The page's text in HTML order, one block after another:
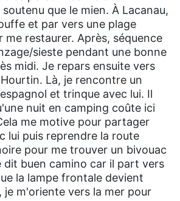
que le mien. À Lacanau,
et par vers une plage
me restaurer. Après, séquence
sieste pendant une bonne
midi. Je repars ensuite vers
Là, je rencontre un
et trinque avec lui. Il
nuit en camping coûte ici
me motive pour partager
lui puis reprendre la route
pour me trouver un bivouac
dit buen camino car il part vers
la lampe frontale devient
je m'oriente vers la mer pour